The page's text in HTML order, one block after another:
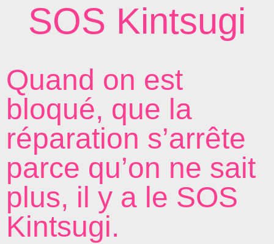
SOS Kintsugi
Quand on est
bloqué, que la
réparation s’arrête
parce qu’on ne sait
plus, il y a le SOS
Kintsugi.